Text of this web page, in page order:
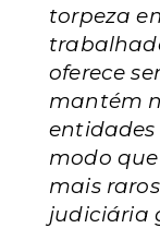
torpeza
oferece
mantém
entidades
modo
mais
judiciária